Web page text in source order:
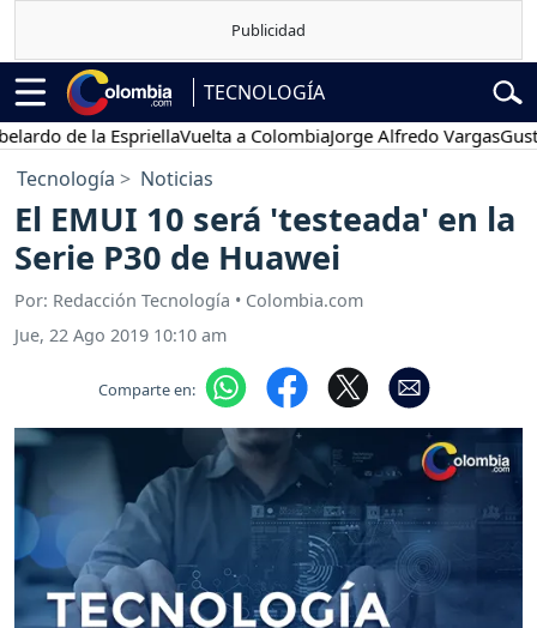
TECNOLOGÍA
de la EspriellaVuelta a ColombiaJorge Alfredo VargasGustavo
Tecnología Noticias
El EMUI 10 será 'testeada' en la
Serie P30 de Huawei
Por: Redacción Tecnología • Colombia.com
Jue, 22 Ago 2019 10:10 am
Comparte en: